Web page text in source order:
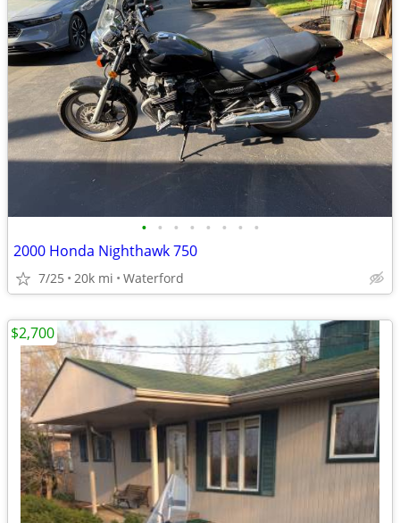
• • • • • • • •
2000 Honda Nighthawk 750
7/25 20k mi Waterford
$2,700